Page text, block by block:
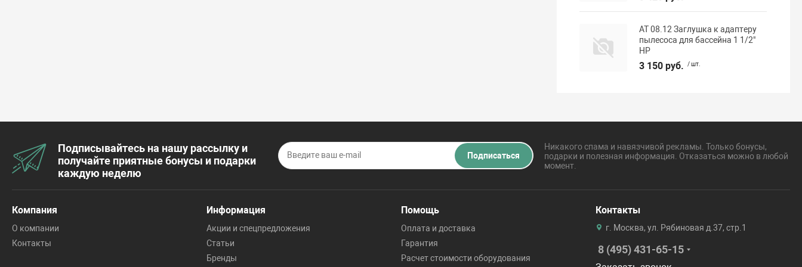
АТ 08.12 Заглушка к адаптеру
пылесоса для бассейна 1 1/2"
НР
3 150 руб. / шт.
Подписывайтесь на нашу рассылку и
получайте приятные бонусы и подарки
каждую неделю
Подписаться
Никакого спама и навязчивой рекламы. Только бонусы,
подарки и полезная информация. Отказаться можно в любой
момент.
Компания
О компании
Контакты
Информация
Акции и спецпредложения
Статьи
Бренды
Помощь
Оплата и доставка
Гарантия
Расчет стоимости оборудования
Контакты
г. Москва, ул. Рябиновая д.37, стр.1
8 (495) 431-65-15